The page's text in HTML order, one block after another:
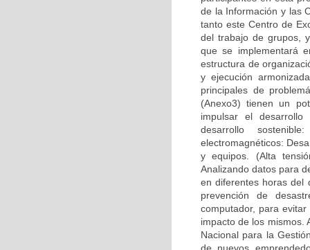
de la Información y las
tanto este Centro de
del trabajo de grupos,
que se implementará
estructura de
y ejecución
principales de
(Anexo3) tienen un
impulsar el desarrollo
desarrollo
electromagnéticos:
y equipos. (Alta
Analizando datos para
en diferentes horas del
prevención de
computador, para
impacto de los mismos.
Nacional para la